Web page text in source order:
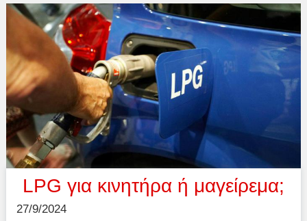
LPG για κινητήρα ή μαγείρεμα;
27/9/2024